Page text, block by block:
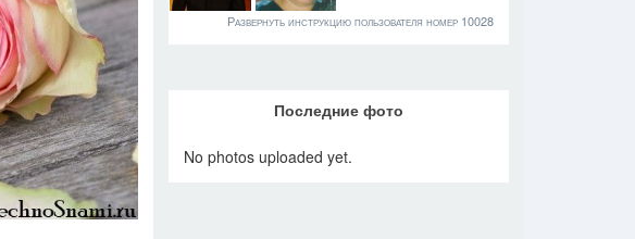
Развернуть инструкцию пользователя номер 10028
Последние фото
No photos uploaded yet.